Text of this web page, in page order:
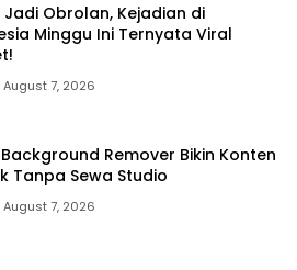
Jadi Obrolan, Kejadian di
Minggu Ini Ternyata Viral
August 7, 2026
Remover Bikin Konten
Tanpa Sewa Studio
August 7, 2026